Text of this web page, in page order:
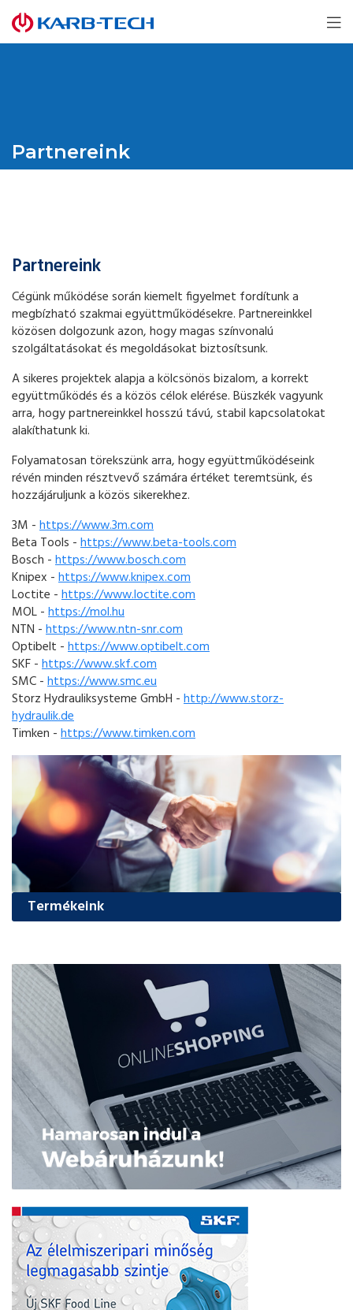
Partnereink
Partnereink
Cégünk működése során kiemelt figyelmet fordítunk a
megbízható szakmai együttműködésekre. Partnereinkkel
közösen dolgozunk azon, hogy magas színvonalú
szolgáltatásokat és megoldásokat biztosítsunk.
A sikeres projektek alapja a kölcsönös bizalom, a korrekt
együttműködés és a közös célok elérése. Büszkék vagyunk
arra, hogy partnereinkkel hosszú távú, stabil kapcsolatokat
alakíthatunk ki.
Folyamatosan törekszünk arra, hogy együttműködéseink
révén minden résztvevő számára értéket teremtsünk, és
hozzájáruljunk a közös sikerekhez.
3M -https://www.3m.com
Beta Tools -https://www.beta-tools.com
Bosch -https://www.bosch.com
Knipex -https://www.knipex.com
Loctite -https://www.loctite.com
MOL -https://mol.hu
NTN -https://www.ntn-snr.com
Optibelt -https://www.optibelt.com
SKF -https://www.skf.com
SMC -https://www.smc.eu
Storz Hydrauliksysteme GmbH -http://www.storz-
hydraulik.de
Timken -https://www.timken.com
Termékeink